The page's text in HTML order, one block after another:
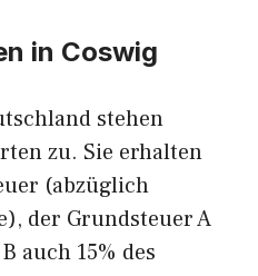
in Coswig
stehen
zu. Sie erhalten
(abzüglich
der Grundsteuer A
auch 15% des